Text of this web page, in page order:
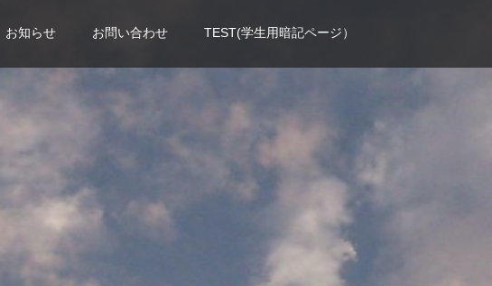
お知らせ お問い合わせ TEST(学生用暗記ページ）